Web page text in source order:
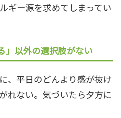
ギー源を求めてしまってい
以外の選択肢がない
、平日のどんより感が抜け
れない。気づいたら夕方に